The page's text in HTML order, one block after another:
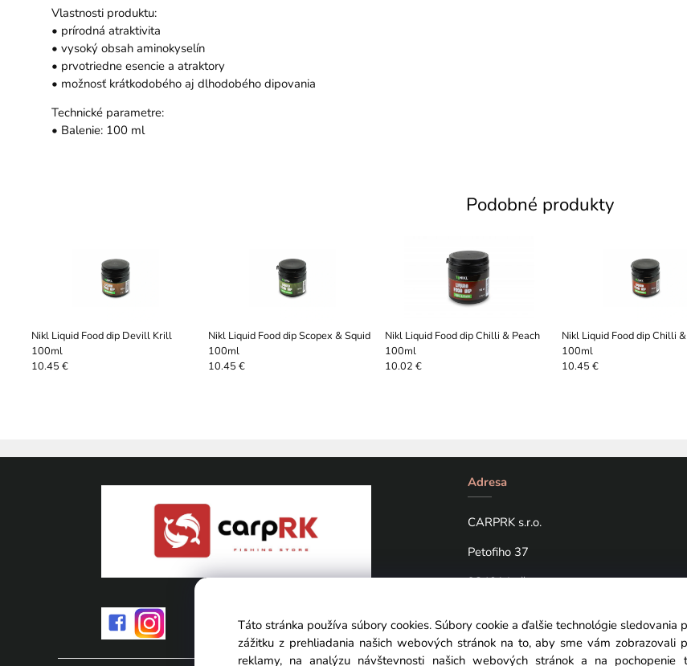
Vlastnosti produktu:
• prírodná atraktivita
• vysoký obsah aminokyselín
• prvotriedne esencie a atraktory
• možnosť krátkodobého aj dlhodobého dipovania
Technické parametre:
• Balenie: 100 ml
Podobné produkty
Nikl Liquid Food dip Devill Krill
100ml
10.45 €
Nikl Liquid Food dip Scopex & Squid
100ml
10.45 €
Nikl Liquid Food dip Chilli & Peach
100ml
10.02 €
Nikl Liquid Food dip Chilli
100ml
10.45 €
Adresa
CARPRK s.r.o.
Petofiho 37
98401 Lučenec
Táto stránka používa súbory cookies. Súbory cookie a ďalšie technológie sledovania
zážitku z prehliadania našich webových stránok na to, aby sme vám zobrazovali
reklamy, na analýzu návštevnosti našich webových stránok a na pochopenie